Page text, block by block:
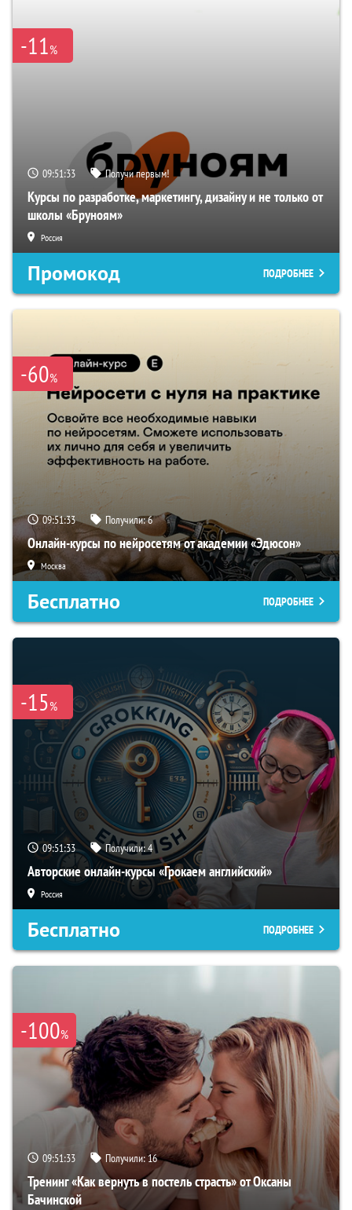
-11%
09:51:32 Получи первым!
Курсы по разработке, маркетингу, дизайну и не только от
школы «Бруноям»
Россия
Промокод ПОДРОБНЕЕ
-60%
09:51:32 Получили:6
Онлайн-курсы по нейросетям от академии «Эдюсон»
Москва
Бесплатно ПОДРОБНЕЕ
-15%
09:51:32 Получили:4
Авторские онлайн-курсы «Грокаем английский»
Россия
Бесплатно ПОДРОБНЕЕ
-100%
09:51:32 Получили:16
Тренинг «Как вернуть в постель страсть» от Оксаны
Бачинской